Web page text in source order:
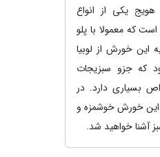
یکی از انواع
که معمولا با پلو
این خورش از لوبیا
که جزو سبزیجات
بسیاری دارد. در
این خورش خوشمزه و
آشنا خواهید شد.